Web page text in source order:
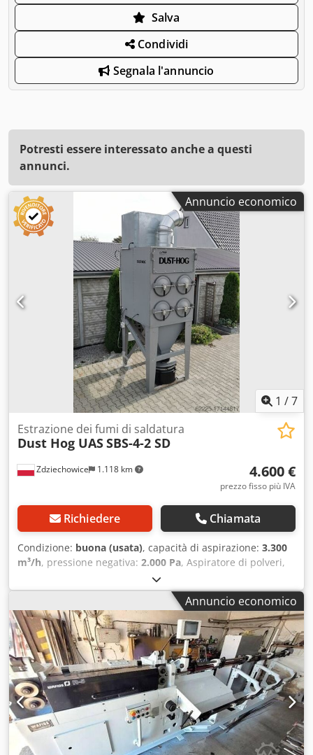
Salva
Condividi
Segnala l'annuncio
Potresti essere interessato anche a questi
annunci.
Annuncio economico
1 /7
Zdziechowice 1.118 km
Estrazione dei fumi di saldatura
Dust Hog UASSBS-4-2 SD
4.600 €
prezzo fisso più IVA
Richiedere Chiamata
Condizione: buona (usata), capacità di aspirazione: 3.300
m³/h, pressione negativa: 2.000 Pa, Aspiratore di polveri,
aspiratore di fumi di saldatura, filtro autopulente, filtro a
cartuccia per plasma, laser, sabbiatura, granigliatura Filtro
pulito pneumaticamente da impulsi di aria compressa
durante il funzionamento, quindi ad alta efficienza.
Ventilatore sul lato pulito per ridurre al minimo il rischio di
esplosione. Marchio: DUST HOG / UAS Modello: SBS-4-2 SD
Potenza motore 4 Kw Chedpfx Ajunh Uvjl Tsa Ventilatore in
involucro fonoassorbente Capacità 3300 m3/h Vuoto - 2000
Pa Area di filtrazione - 112m2 Diametro di ingresso - 300
mm Cartucce filtranti a cartuccia - 4 pezzi. Altezza - 3,90 m
profondità - 1,70 m larghezza - 1,25 m
Annuncio economico